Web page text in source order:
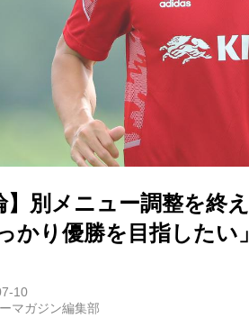
】別メニュー調整を終
かり優勝を目指したい」
10
マガジン編集部